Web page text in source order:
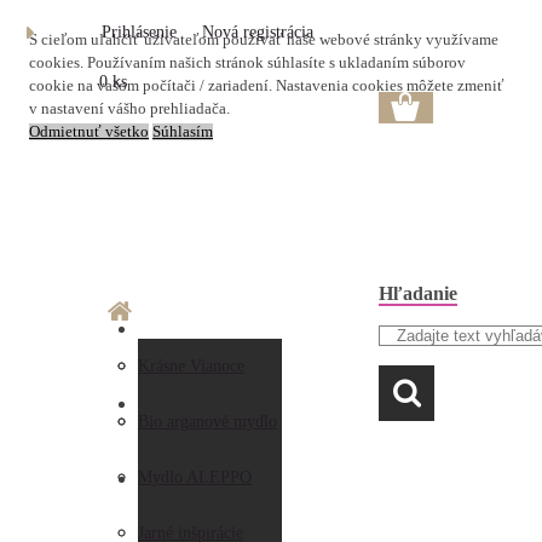
S cieľom uľahčiť užívateľom používať naše webové stránky využívame
cookies. Používaním našich stránok súhlasíte s ukladaním súborov
cookie na vašom počítači / zariadení. Nastavenia cookies môžete zmeniť
v nastavení vášho prehliadača.
Odmietnuť všetko Súhlasím
Hľadanie
Prihlásenie Nová registrácia
0 ks